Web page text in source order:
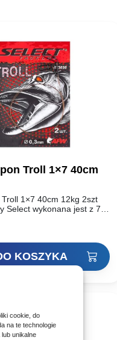
cookie, do
na te technologie
unikalne
Troll 1×7 40cm
1×7 40cm 12kg 2szt
Select wykonana jest z 7
wyprodukowanej przez
KOSZYKA